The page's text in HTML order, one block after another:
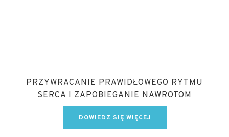
PRZYWRACANIE PRAWIDŁOWEGO RYTMU
SERCA I ZAPOBIEGANIE NAWROTOM
DOWIEDZ SIĘ WIĘCEJ